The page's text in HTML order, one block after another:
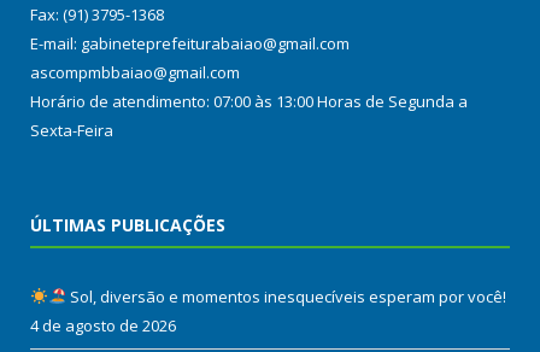
Fax: (91) 3795-1368
E-mail: gabineteprefeiturabaiao@gmail.com
ascompmbbaiao@gmail.com
Horário de atendimento: 07:00 às 13:00 Horas de Segunda a
Sexta-Feira
ÚLTIMAS PUBLICAÇÕES
Sol, diversão e momentos inesquecíveis esperam por você!
4 de agosto de 2026